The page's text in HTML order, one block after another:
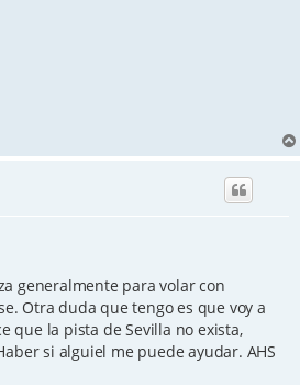
generalmente para volar con
Otra duda que tengo es que voy a
que la pista de Sevilla no exista,
si alguiel me puede ayudar. AHS